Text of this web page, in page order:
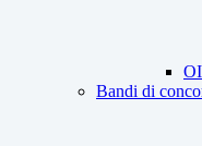
Bandi di